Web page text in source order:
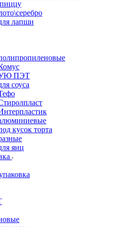
лапши
УЮ ПЭТ
соуса
кусок торта
яиц